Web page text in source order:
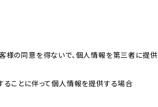
様の同意を得ないで、個人情報を第三者に提供
ることに伴って個人情報を提供する場合